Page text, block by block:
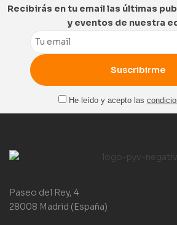
Recibirás en tu email las últimas
y eventos de nuestra
Email
He leído y acepto las
Paseo del Rey, 4
28008 Madrid (España)